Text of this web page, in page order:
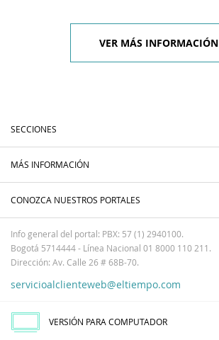
VER MÁS INFORMACIÓN
SECCIONES
MÁS INFORMACIÓN
CONOZCA NUESTROS PORTALES
Info general del portal: PBX: 57 (1) 2940100.
Bogotá 5714444 - Línea Nacional 01 8000 110 211.
Dirección: Av. Calle 26 # 68B-70.
servicioalclienteweb@eltiempo.com
VERSIÓN PARA COMPUTADOR